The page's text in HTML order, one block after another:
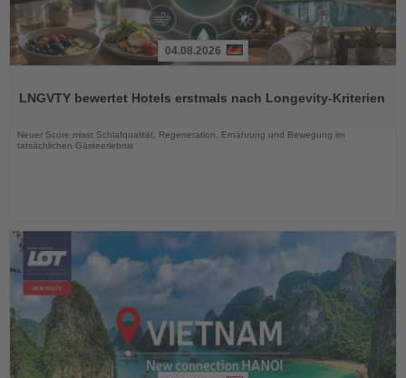
die
04.08.2026
LNGVTY bewertet Hotels erstmals nach Longevity-Kriterien
Neuer Score misst Schlafqualität, Regeneration, Ernährung und Bewegung im
tatsächlichen Gästeerlebnis